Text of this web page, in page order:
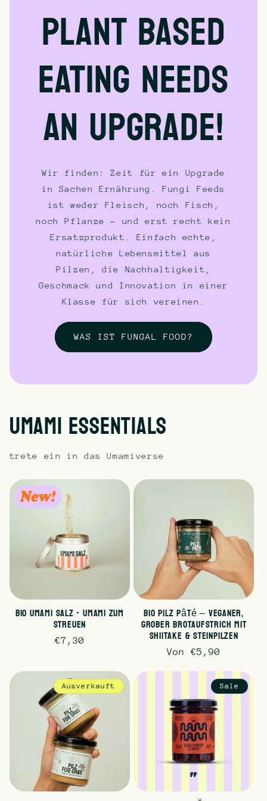
PLANT BASED
EATING NEEDS
AN UPGRADE!
Wir finden: Zeit für ein Upgrade
in Sachen Ernährung. Fungi Feeds
ist weder Fleisch, noch Fisch,
noch Pflanze – und erst recht kein
Ersatzprodukt. Einfach echte,
natürliche Lebensmittel aus
Pilzen, die Nachhaltigkeit,
Geschmack und Innovation in einer
Klasse für sich vereinen.
WAS IST FUNGAL FOOD?
Umami Essentials
trete ein in das Umamiverse
Bio Umami Salz - Umami zum
streuen
Normaler
€7,30
Bio Pilz Pâté – veganer,
grober Brotaufstrich mit
Shiitake & Steinpilzen
Normaler
Von €5,90
Ausverkauft Sale